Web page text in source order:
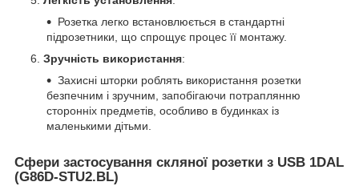
Розетка легко встановлюється в стандартні
підрозетники, що спрощує процес її монтажу.
Зручність використання:
Захисні шторки роблять використання розетки
безпечним і зручним, запобігаючи потраплянню
сторонніх предметів, особливо в будинках із
маленькими дітьми.
Сфери застосування скляної розетки з USB 1DAL
(G86D-STU2.BL)